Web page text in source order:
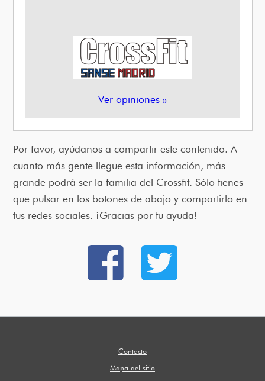
Ver opiniones »
Por favor, ayúdanos a compartir este contenido. A
cuanto más gente llegue esta información, más
grande podrá ser la familia del Crossfit. Sólo tienes
que pulsar en los botones de abajo y compartirlo en
tus redes sociales. ¡Gracias por tu ayuda!
Contacto
Mapa del sitio